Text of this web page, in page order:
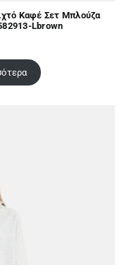
Καφέ Σετ Μπλούζα
Lbrown